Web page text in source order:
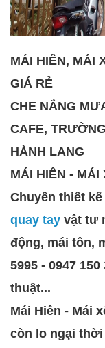
MÁI HIÊN, MÁI
GIÁ RẺ
CHE NẮNG
CAFE,
HÀNH LANG
MÁI HIÊN - MÁI
Chuyên thiết
quay tay vật tư
động, mái tôn,
5995 - 0947
thuật...
Mái Hiên - Mái
còn lo ngại